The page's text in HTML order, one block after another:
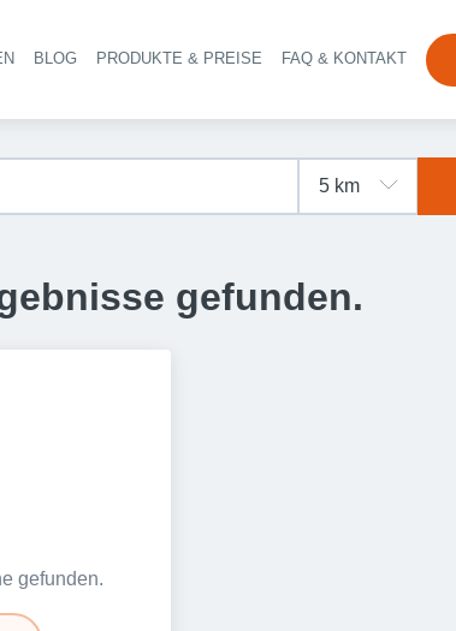
Haupt-Navigation
BLOG PRODUKTE & PREISE FAQ & KONTAKT
gefunden.
gefunden.